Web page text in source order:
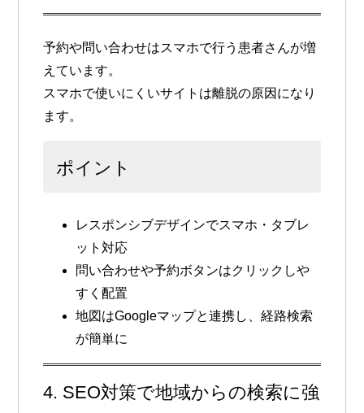
予約や問い合わせはスマホで行う患者さんが増
えています。
スマホで使いにくいサイトは離脱の原因になり
ます。
ポイント
レスポンシブデザインでスマホ・タブレ
ット対応
問い合わせや予約ボタンはクリックしや
すく配置
地図はGoogleマップと連携し、経路検索
が簡単に
4. SEO対策で地域からの検索に強